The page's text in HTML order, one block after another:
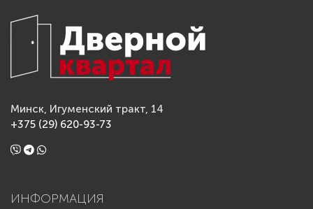
Минск, Игуменский тракт, 14
+375 (29) 620-93-73
ИНФОРМАЦИЯ